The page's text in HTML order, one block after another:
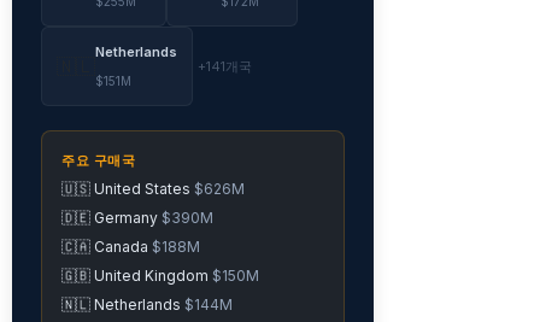
Netherlands
$151M
+141개국
주요 구매국
🇺🇸 United States $626M
🇩🇪 Germany $390M
🇨🇦 Canada $188M
🇬🇧 United Kingdom $150M
🇳🇱 Netherlands $144M